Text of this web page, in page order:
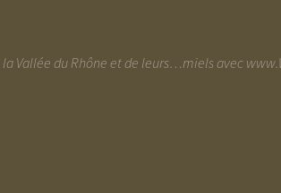
Vallée du Rhône et de leurs…miels avec